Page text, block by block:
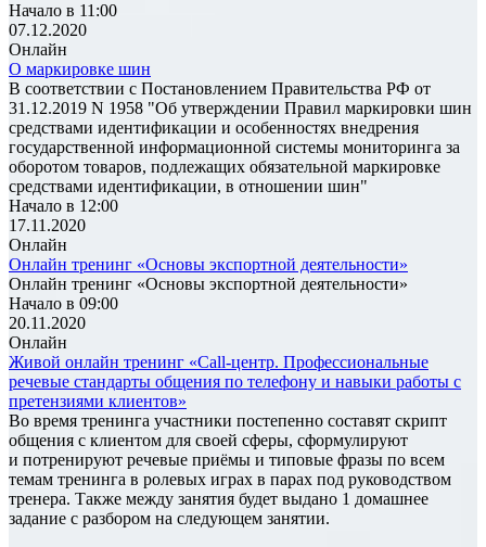
Начало в 11:00
07.12.2020
Онлайн
О маркировке шин
В соответствии с Постановлением Правительства РФ от
31.12.2019 N 1958 "Об утверждении Правил маркировки шин
средствами идентификации и особенностях внедрения
государственной информационной системы мониторинга за
оборотом товаров, подлежащих обязательной маркировке
средствами идентификации, в отношении шин"
Начало в 12:00
17.11.2020
Онлайн
Онлайн тренинг «Основы экспортной деятельности»
Онлайн тренинг «Основы экспортной деятельности»
Начало в 09:00
20.11.2020
Онлайн
Живой онлайн тренинг «Call-центр. Профессиональные
речевые стандарты общения по телефону и навыки работы с
претензиями клиентов»
Во время тренинга участники постепенно составят скрипт
общения с клиентом для своей сферы, сформулируют
и потренируют речевые приёмы и типовые фразы по всем
темам тренинга в ролевых играх в парах под руководством
тренера. Также между занятия будет выдано 1 домашнее
задание с разбором на следующем занятии.